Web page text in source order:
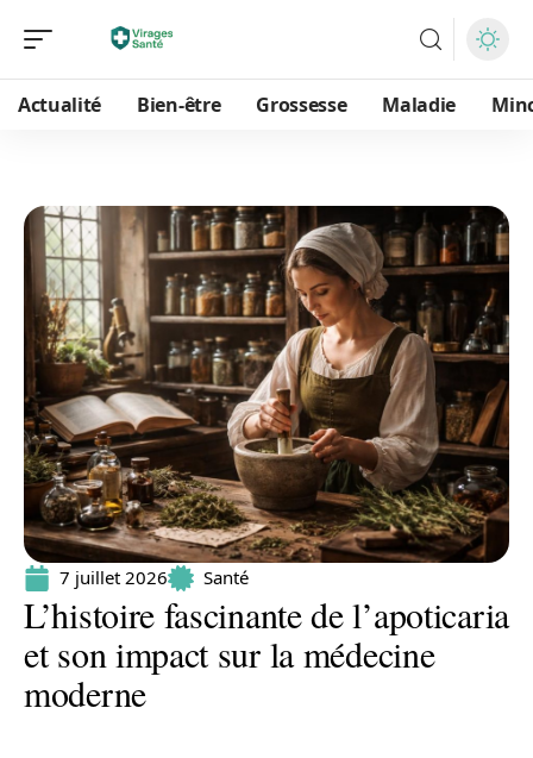
Actualité Bien-être Grossesse Maladie
7 juillet 2026 Santé
L’histoire fascinante de l’apoticaria
et son impact sur la médecine
moderne